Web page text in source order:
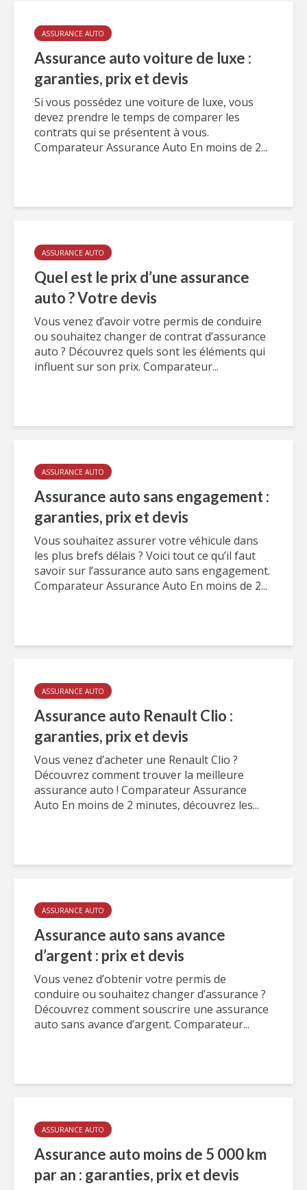
ASSURANCE AUTO
Assurance auto voiture de luxe :
garanties, prix et devis
Si vous possédez une voiture de luxe, vous
devez prendre le temps de comparer les
contrats qui se présentent à vous.
Comparateur Assurance Auto En moins de 2...
ASSURANCE AUTO
Quel est le prix d’une assurance
auto ? Votre devis
Vous venez d’avoir votre permis de conduire
ou souhaitez changer de contrat d’assurance
auto ? Découvrez quels sont les éléments qui
influent sur son prix. Comparateur...
ASSURANCE AUTO
Assurance auto sans engagement :
garanties, prix et devis
Vous souhaitez assurer votre véhicule dans
les plus brefs délais ? Voici tout ce qu’il faut
savoir sur l’assurance auto sans engagement.
Comparateur Assurance Auto En moins de 2...
ASSURANCE AUTO
Assurance auto Renault Clio :
garanties, prix et devis
Vous venez d’acheter une Renault Clio ?
Découvrez comment trouver la meilleure
assurance auto ! Comparateur Assurance
Auto En moins de 2 minutes, découvrez les...
ASSURANCE AUTO
Assurance auto sans avance
d’argent : prix et devis
Vous venez d’obtenir votre permis de
conduire ou souhaitez changer d’assurance ?
Découvrez comment souscrire une assurance
auto sans avance d’argent. Comparateur...
ASSURANCE AUTO
Assurance auto moins de 5 000 km
par an : garanties, prix et devis